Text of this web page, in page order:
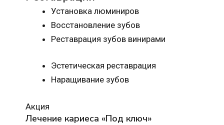
Установка люминиров
Восстановление зубов
Реставрация зубов винирами
Эстетическая реставрация
Наращивание зубов
Акция
Лечение кариеса «Под ключ»